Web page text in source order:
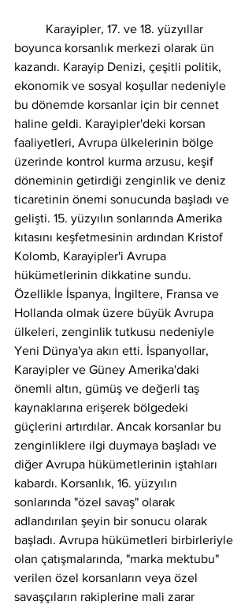
boyunca korsanlık merkezi olarak ün
kazandı. Karayip Denizi, çeşitli politik,
ekonomik ve sosyal koşullar nedeniyle
bu dönemde korsanlar için bir cennet
haline geldi. Karayipler'deki korsan
faaliyetleri, Avrupa ülkelerinin bölge
üzerinde kontrol kurma arzusu, keşif
döneminin getirdiği zenginlik ve deniz
ticaretinin önemi sonucunda başladı ve
gelişti. 15. yüzyılın sonlarında Amerika
kıtasını keşfetmesinin ardından Kristof
Kolomb, Karayipler'i Avrupa
hükümetlerinin dikkatine sundu.
Özellikle İspanya, İngiltere, Fransa ve
Hollanda olmak üzere büyük Avrupa
ülkeleri, zenginlik tutkusu nedeniyle
Yeni Dünya'ya akın etti. İspanyollar,
Karayipler ve Güney Amerika'daki
önemli altın, gümüş ve değerli taş
kaynaklarına erişerek bölgedeki
güçlerini artırdılar. Ancak korsanlar bu
zenginliklere ilgi duymaya başladı ve
diğer Avrupa hükümetlerinin iştahları
kabardı. Korsanlık, 16. yüzyılın
sonlarında "özel savaş" olarak
adlandırılan şeyin bir sonucu olarak
başladı. Avrupa hükümetleri birbirleriyle
olan çatışmalarında, "marka mektubu"
verilen özel korsanların veya özel
savaşçıların rakiplerine mali zarar